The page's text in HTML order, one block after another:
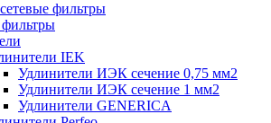
фильтры
IEK
Удлинители ИЭК сечение 0,75 мм2
Удлинители ИЭК сечение 1 мм2
Удлинители GENERICA